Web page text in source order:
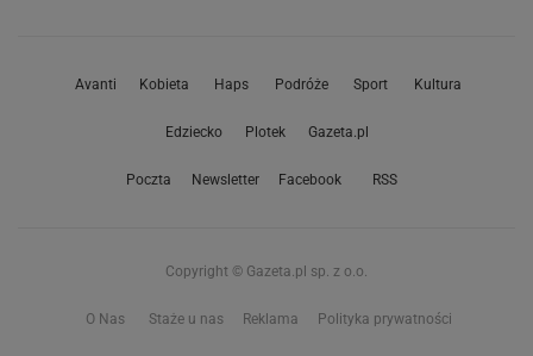
Avanti Kobieta Haps Podróże Sport Kultura
Edziecko Plotek Gazeta.pl
Poczta Newsletter Facebook RSS
Copyright © Gazeta.pl sp. z o.o.
O Nas Staże u nas Reklama Polityka prywatności